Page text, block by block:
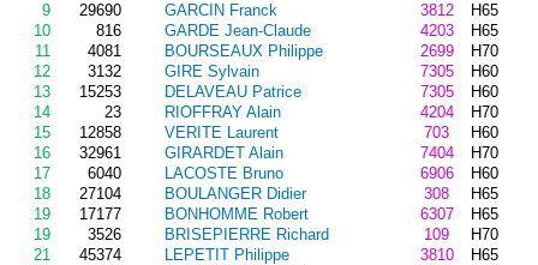
9
29690 GARCIN Franck 3812
H65
10
816 GARDE Jean-Claude 4203
H65
11
4081 BOURSEAUX Philippe 2699
H70
12
3132 GIRE Sylvain 7305
H60
13
15253 DELAVEAU Patrice 7305
H60
14
23 RIOFFRAY Alain 4204
H70
15
12858 VERITE Laurent 703
H60
16
32961 GIRARDET Alain 7404
H70
17
6040 LACOSTE Bruno 6906
H60
18
27104 BOULANGER Didier 308
H65
19
17177 BONHOMME Robert 6307
H65
19
3526 BRISEPIERRE Richard 109
H70
21
45374 LEPETIT Philippe 3810
H65